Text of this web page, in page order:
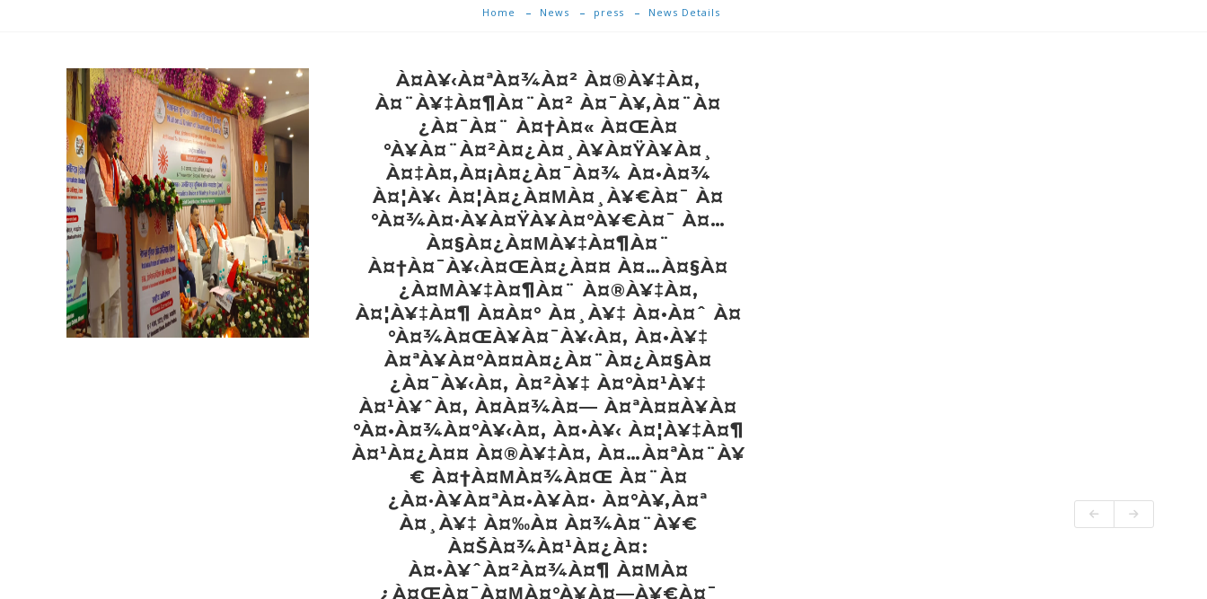
Home News press News Details
À¤­À¥‹À¤ªÀ¤¾À¤² À¤®À¥‡À¤‚
À¤¨À¥‡À¤¶À¤¨À¤² À¤¯À¥‚À¤¨À¤
¿À¤¯À¤¨ À¤†À¤« À¤ŒÀ¤
°À¥À¤¨À¤²À¤¿À¤¸À¥À¤ŸÀ¥À¤¸
À¤‡À¤‚À¤¡À¤¿À¤¯À¤¾ À¤•À¤¾
À¤¦À¥‹ À¤¦À¤¿À¤ΜÀ¤¸À¥€À¤¯ À¤
°À¤¾À¤·À¥À¤ŸÀ¥À¤°À¥€À¤¯ À¤…
À¤§À¤¿À¤ΜÀ¥‡À¤¶À¤¨
À¤†À¤¯À¥‹À¤ŒÀ¤¿À¤¤ À¤…À¤§À¤
¿À¤ΜÀ¥‡À¤¶À¤¨ À¤®À¥‡À¤‚
À¤¦À¥‡À¤¶ À¤­À¤° À¤¸À¥‡ À¤•À¤ˆ À¤
°À¤¾À¤ŒÀ¥À¤¯À¥‹À¤‚ À¤•À¥‡
À¤ªÀ¥À¤°À¤¤À¤¿À¤¨À¤¿À¤§À¤
¿À¤¯À¥‹À¤‚ À¤²À¥‡ À¤°À¤¹À¥‡
À¤¹À¥ˆÀ¤‚ À¤­À¤¾À¤— À¤ªÀ¤¤À¥À¤
°À¤•À¤¾À¤°À¥‹À¤‚ À¤•À¥‹ À¤¦À¥‡À¤¶
À¤¹À¤¿À¤¤ À¤®À¥‡À¤‚ À¤…À¤ªÀ¤¨À¥
€ À¤†À¤ΜÀ¤¾À¤Œ À¤¨À¤
¿À¤·À¥À¤ªÀ¤•À¥À¤· À¤°À¥‚À¤ª
À¤¸À¥‡ À¤‰À¤ À¤¾À¤¨À¥€
À¤ŠÀ¤¾À¤¹À¤¿À¤:
À¤•À¥ˆÀ¤²À¤¾À¤¶ À¤ΜÀ¤
¿À¤ŒÀ¤¯À¤ΜÀ¤°À¥À¤—À¥€À¤¯